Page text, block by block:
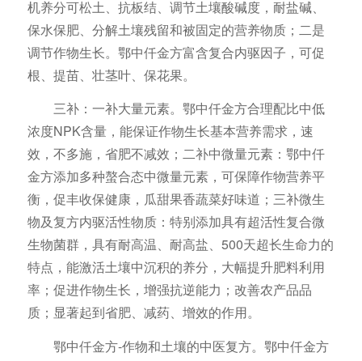
机养分可松土、抗板结、调节土壤酸碱度，耐盐碱、
保水保肥、分解土壤残留和被固定的营养物质；二是
调节作物生长。鄂中仟金方富含复合内驱因子，可促
根、提苗、壮茎叶、保花果。
三补：一补大量元素。鄂中仟金方合理配比中低
浓度NPK含量，能保证作物生长基本营养需求，速
效，不多施，省肥不减效；二补中微量元素：鄂中仟
金方添加多种螯合态中微量元素，可保障作物营养平
衡，促丰收保健康，瓜甜果香蔬菜好味道；三补微生
物及复方内驱活性物质：特别添加具有超活性复合微
生物菌群，具有耐高温、耐高盐、500天超长生命力的
特点，能激活土壤中沉积的养分，大幅提升肥料利用
率；促进作物生长，增强抗逆能力；改善农产品品
质；显著起到省肥、减药、增效的作用。
鄂中仟金方-作物和土壤的中医复方。鄂中仟金方